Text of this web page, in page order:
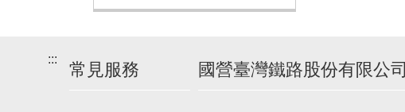
:::
常見服務 國營臺灣鐵路股份有限公司